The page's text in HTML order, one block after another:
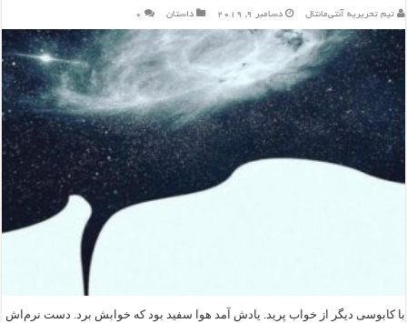
تیم تحریریه آنتی‌مانتال دسامبر 9, 2019 داستان ۰
با کابوسی دیگر از خواب پرید. یادش آمد هوا سفید بود که خوابش برد. دست نرم‌اش